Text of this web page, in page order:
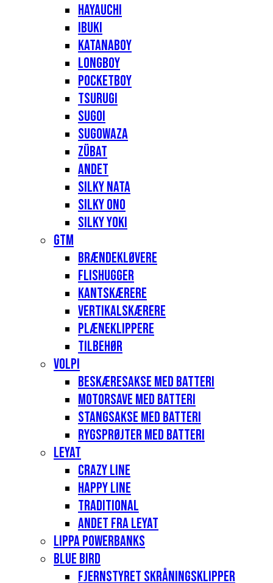
Hayauchi
Ibuki
Katanaboy
Longboy
Pocketboy
Tsurugi
Sugoi
Sugowaza
Zübat
Andet
Silky Nata
Silky Ono
Silky Yoki
GTM
Brændekløvere
Flishugger
Kantskærere
Vertikalskærere
Plæneklippere
Tilbehør
Volpi
Beskæresakse med batteri
Motorsave med batteri
Stangsakse med batteri
Rygsprøjter med batteri
Leyat
Crazy Line
Happy Line
Traditional
Andet fra Leyat
Lippa Powerbanks
Blue Bird
Fjernstyret skråningsklipper